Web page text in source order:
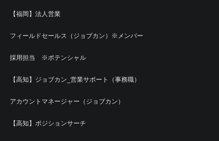
【福岡】法人営業
フィールドセールス（ジョブカン）※メンバー
採用担当 ※ポテンシャル
【高知】ジョブカン_営業サポート（事務職）
アカウントマネージャー（ジョブカン）
【高知】ポジションサーチ